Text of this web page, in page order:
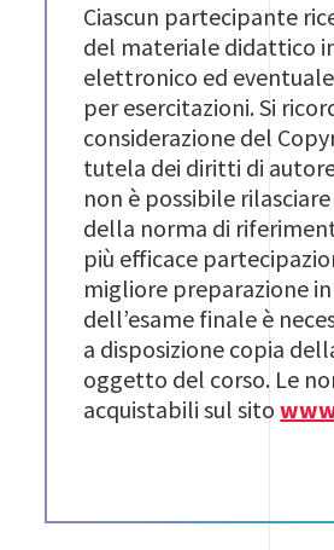
Ciascun partecipante
del materiale didattico
elettronico ed
per esercitazioni. Si
considerazione del
tutela dei diritti di
non è possibile
della norma di
più efficace
migliore preparazione
dell’esame finale è
a disposizione copia
oggetto del corso. Le
acquistabili sul sito